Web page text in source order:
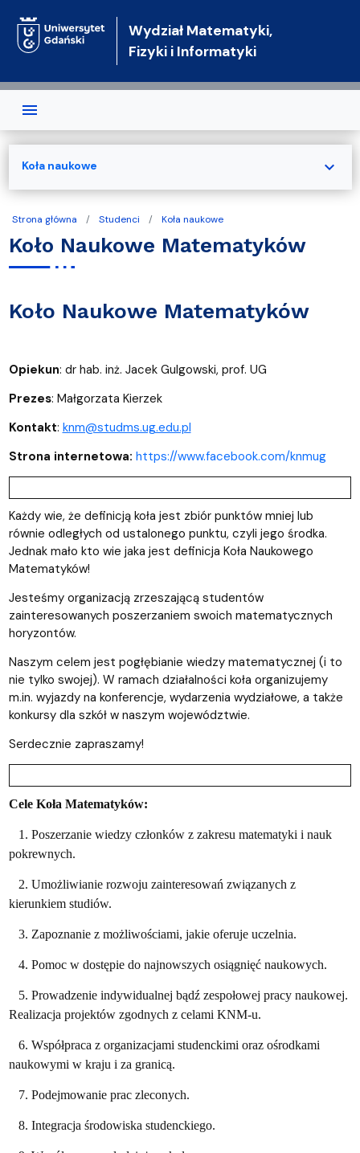
Wydział Matematyki,
Fizyki i Informatyki
Strona główna Studenci Koła naukowe
Koło Naukowe Matematyków
Koło Naukowe Matematyków
Opiekun: dr hab. inż. Jacek Gulgowski, prof. UG
Prezes: Małgorzata Kierzek
Kontakt: knm@studms.ug.edu.pl
Strona internetowa: https://www.facebook.com/knmug
Każdy wie, że definicją koła jest zbiór punktów mniej lub
równie odległych od ustalonego punktu, czyli jego środka.
Jednak mało kto wie jaka jest definicja Koła Naukowego
Matematyków!
Jesteśmy organizacją zrzeszającą studentów
zainteresowanych poszerzaniem swoich matematycznych
horyzontów.
Naszym celem jest pogłębianie wiedzy matematycznej (i to
nie tylko swojej). W ramach działalności koła organizujemy
m.in. wyjazdy na konferencje, wydarzenia wydziałowe, a także
konkursy dla szkół w naszym województwie.
Serdecznie zapraszamy!
Cele Koła Matematyków:
1. Poszerzanie wiedzy członków z zakresu matematyki i nauk
pokrewnych.
2. Umożliwianie rozwoju zainteresowań związanych z
kierunkiem studiów.
3. Zapoznanie z możliwościami, jakie oferuje uczelnia.
4. Pomoc w dostępie do najnowszych osiągnięć naukowych.
5. Prowadzenie indywidualnej bądź zespołowej pracy naukowej.
Realizacja projektów zgodnych z celami KNM-u.
6. Współpraca z organizacjami studenckimi oraz ośrodkami
naukowymi w kraju i za granicą.
7. Podejmowanie prac zleconych.
8. Integracja środowiska studenckiego.
Koła naukowe expand_more